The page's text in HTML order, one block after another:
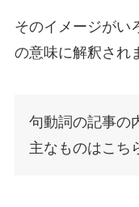
そのイメージがい
の意味に解釈され
句動詞の記事の
主なものはこち